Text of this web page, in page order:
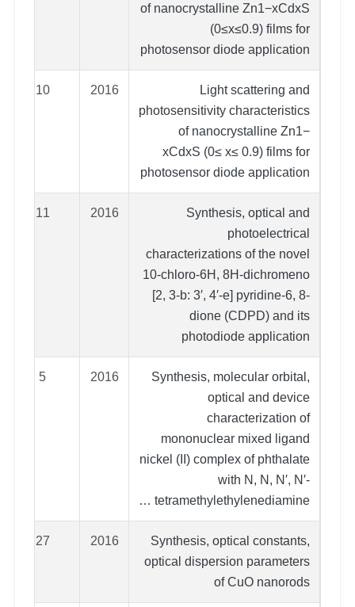
of nanocrystalline Zn1−xCdxS
(0≤x≤0.9) films for
photosensor diode application
Light scattering and
photosensitivity characteristics
of nanocrystalline Zn1−
xCdxS (0≤ x≤ 0.9) films for
photosensor diode application
2016
10
Synthesis, optical and
photoelectrical
characterizations of the novel
10-chloro-6H, 8H-dichromeno
[2, 3-b: 3′, 4′-e] pyridine-6, 8-
dione (CDPD) and its
photodiode application
2016
11
Synthesis, molecular orbital,
optical and device
characterization of
mononuclear mixed ligand
nickel (II) complex of phthalate
with N, N, N′, N′-
tetramethylethylenediamine …
2016
5
Synthesis, optical constants,
optical dispersion parameters
of CuO nanorods
2016
27